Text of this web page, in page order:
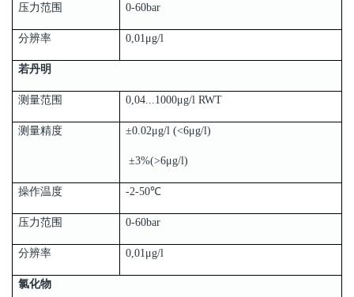
压力范围 0-60bar
分辨率 0,01μg/l
若丹明
测量范围 0,04...1000μg/l RWT
测量精度 ±0.02μg/l (<6μg/l)
±3%(>6μg/l)
操作温度 -2-50℃
压力范围 0-60bar
分辨率 0,01μg/l
氯化物